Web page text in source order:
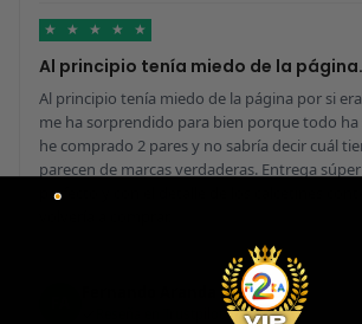
★ ★ ★ ★ ★
Al principio tenía miedo de la
Al principio tenía miedo de la página por si
me ha sorprendido para bien porque todo ha
he comprado 2 pares y no sabría decir cuál
parecen de marcas verdaderas. Entrega
perfecto y con el detalle de los calcetines
Fernando Aranda Morales